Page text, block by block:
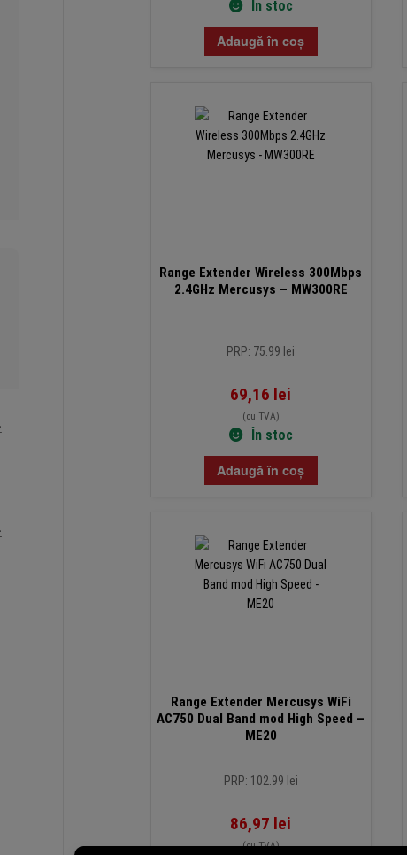
În stoc
Adaugă în coș
Range Extender Wireless 300Mbps
2.4GHz Mercusys – MW300RE
PRP: 75.99 lei
69,16 lei
(cu TVA)
În stoc
Adaugă în coș
Range Extender Mercusys WiFi
AC750 Dual Band mod High Speed –
ME20
PRP: 102.99 lei
86,97 lei
(cu TVA)